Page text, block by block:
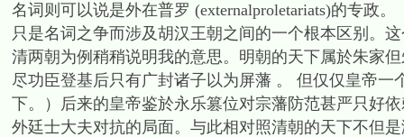
名词则可以说是外在普罗 (externalproletariats)的专政
只是名词之争而涉及胡汉王朝之间的一个根本区别。
清两朝为例稍稍说明我的意思。明朝的天下属於朱家
尽功臣登基后只有广封诸子以为屏藩 。 但仅仅皇帝
下。）后来的皇帝鉴於永乐篡位对宗藩防范甚严只好
外廷士大夫对抗的局面。与此相对照清朝的天下不但